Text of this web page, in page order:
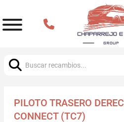
PILOTO TRASERO
CONNECT (TC7)